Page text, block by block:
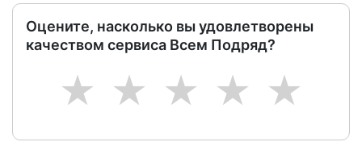
Оцените, насколько вы удовлетворены
качеством сервиса Всем Подряд?
5
4
3
2
1